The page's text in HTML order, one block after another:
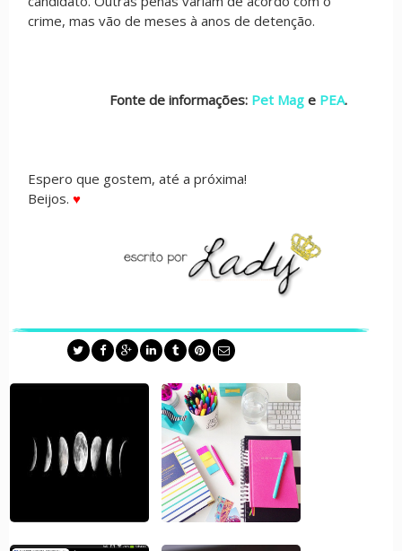
crime, mas vão de meses à anos de detenção.
Fonte de informações: Pet Mage PEA.
Espero que gostem, até a próxima!
Beijos. ♥